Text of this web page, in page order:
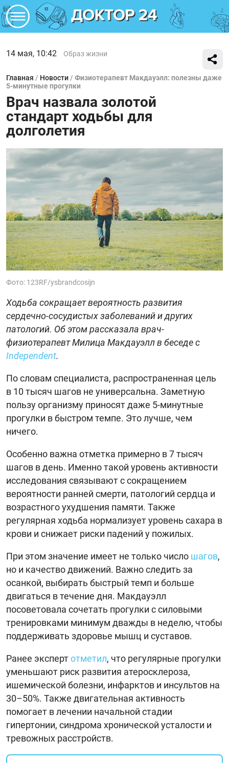
14 мая, 10:42 Образ жизни
Главная / Новости / Физиотерапевт Макдауэлл: полезны даже
5-минутные прогулки
Врач назвала золотой
стандарт ходьбы для
долголетия
Фото: 123RF/ysbrandcosijn
Ходьба сокращает вероятность развития
сердечно-сосудистых заболеваний и других
патологий. Об этом рассказала врач-
физиотерапевт Милица Макдауэлл в беседе с
Independent.
По словам специалиста, распространенная цель
в 10 тысяч шагов не универсальна. Заметную
пользу организму приносят даже 5-минутные
прогулки в быстром темпе. Это лучше, чем
ничего.
Особенно важна отметка примерно в 7 тысяч
шагов в день. Именно такой уровень активности
исследования связывают с сокращением
вероятности ранней смерти, патологий сердца и
возрастного ухудшения памяти. Также
регулярная ходьба нормализует уровень сахара в
крови и снижает риски падений у пожилых.
При этом значение имеет не только число шагов,
но и качество движений. Важно следить за
осанкой, выбирать быстрый темп и больше
двигаться в течение дня. Макдауэлл
посоветовала сочетать прогулки с силовыми
тренировками минимум дважды в неделю, чтобы
поддерживать здоровье мышц и суставов.
Ранее экспертотметил, что регулярные прогулки
уменьшают риск развития атеросклероза,
ишемической болезни, инфарктов и инсультов на
30–50%. Также двигательная активность
помогает в лечении начальной стадии
гипертонии, синдрома хронической усталости и
тревожных расстройств.